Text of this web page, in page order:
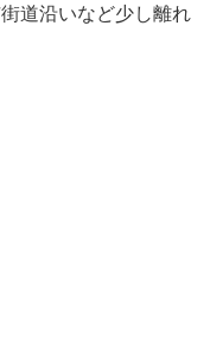
道沿いなど少し離れ